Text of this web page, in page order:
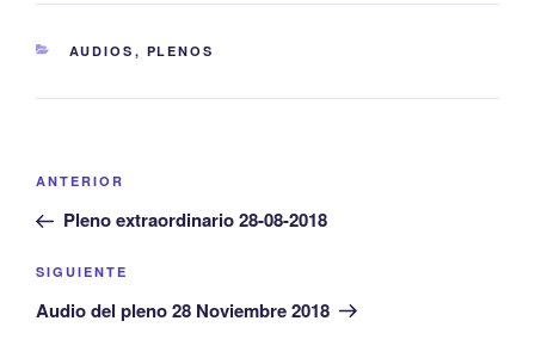
CATEGORÍAS
AUDIOS , PLENOS
Navegación
entradas
Entrada
anterior:
ANTERIOR
Pleno extraordinario 28-08-2018
Siguiente
entrada
SIGUIENTE
Audio del pleno 28 Noviembre 2018